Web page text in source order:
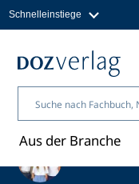
Inhalt
Schnelleinstiege
Fachbücher & Shop
Über uns
Aus der Branche